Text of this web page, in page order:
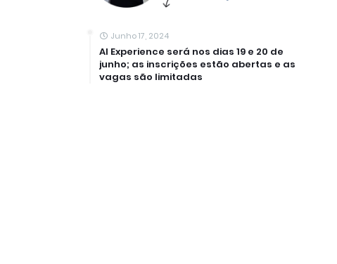
Junho 17, 2024
AI Experience será nos dias 19 e 20 de
junho; as inscrições estão abertas e as
vagas são limitadas